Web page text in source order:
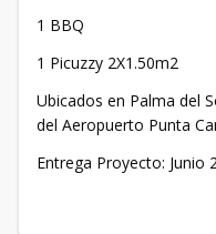
1 BBQ
1 Picuzzy 2X1.50m2
Ubicados en Palma del
del Aeropuerto Punta
Entrega Proyecto: Junio